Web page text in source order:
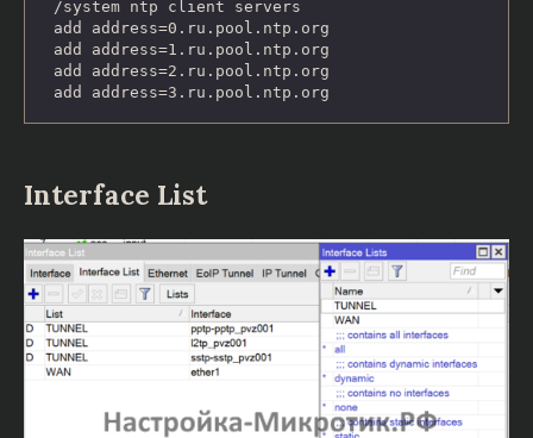
/system ntp client servers
add address=0.ru.pool.ntp.org
add address=1.ru.pool.ntp.org
add address=2.ru.pool.ntp.org
add address=3.ru.pool.ntp.org
Interface List